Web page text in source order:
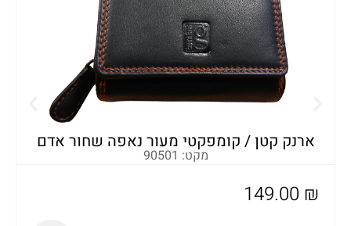
ארנק קטן / קומפקטי מעור נאפה שחור אדם
מקט: 90501
149.00 ₪